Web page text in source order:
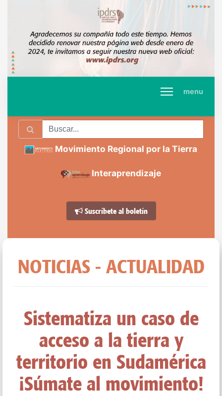
menu
Movimiento Regional por la Tierra
Interaprendizaje
Suscríbete al boletín
NOTICIAS - ACTUALIDAD
Sistematiza un caso de
acceso a la tierra y
territorio en Sudamérica
¡Súmate al movimiento!